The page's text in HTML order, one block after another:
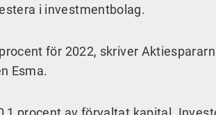
i investmentbolag.
för 2022, skriver
Esma.